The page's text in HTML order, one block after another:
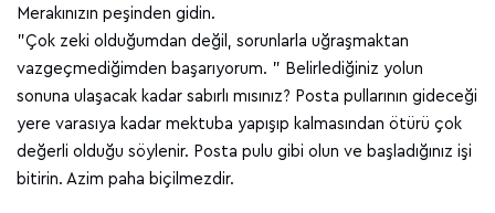
Merakınızın peşinden gidin.
"Çok zeki olduğumdan değil, sorunlarla uğraşmaktan
vazgeçmediğimden başarıyorum. " Belirlediğiniz yolun
sonuna ulaşacak kadar sabırlı mısınız? Posta pullarının gideceği
yere varasıya kadar mektuba yapışıp kalmasından ötürü çok
değerli olduğu söylenir. Posta pulu gibi olun ve başladığınız işi
bitirin. Azim paha biçilmezdir.